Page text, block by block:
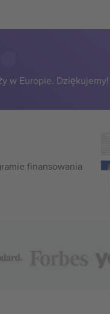
w Europie. Dziękujemy!
finansowania